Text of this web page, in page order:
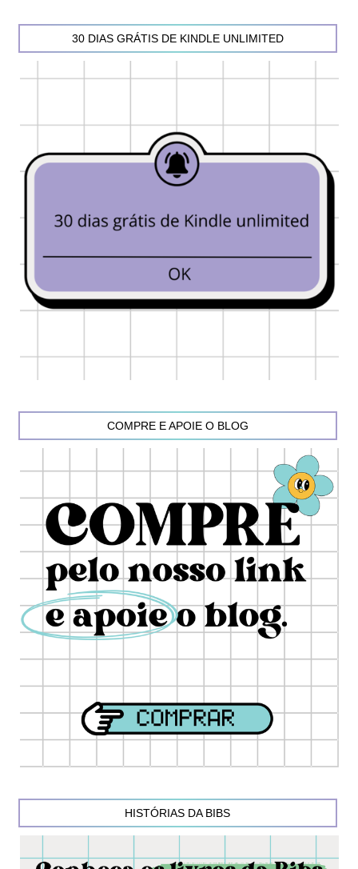
30 DIAS GRÁTIS DE KINDLE UNLIMITED
COMPRE E APOIE O BLOG
HISTÓRIAS DA BIBS